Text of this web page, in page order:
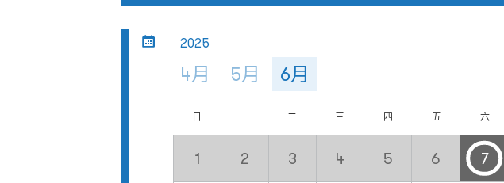
2025
4月 5月 6月
日 一 二 三 四 五 六
1 2 3 4 5 6 7